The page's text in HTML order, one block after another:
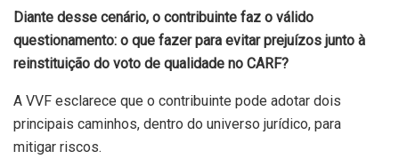
Diante desse cenário, o contribuinte faz o válido
questionamento: o que fazer para evitar prejuízos junto à
reinstituição do voto de qualidade no CARF?
A VVF esclarece que o contribuinte pode adotar dois
principais caminhos, dentro do universo jurídico, para
mitigar riscos.